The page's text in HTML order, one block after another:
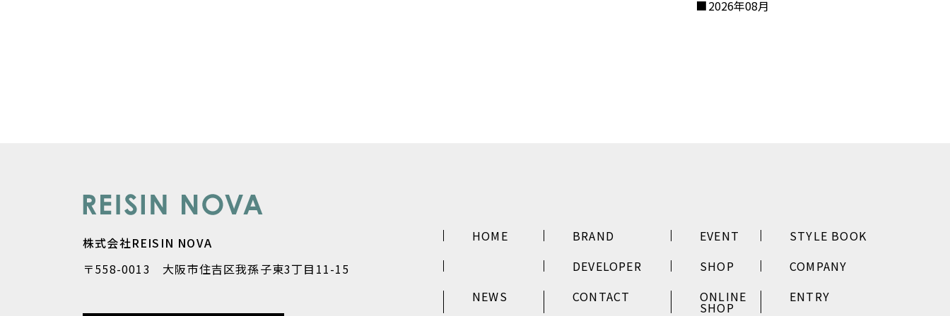
2026年08月
株式会社REISIN NOVA
〒558-0013 大阪市住吉区我孫子東3丁目11-15
HOME BRAND EVENT
STYLE BOOK
DEVELOPER
SHOP
COMPANY
NEWS
CONTACT ONLINE
SHOP
ENTRY